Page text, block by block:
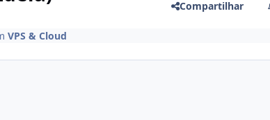
Compartilhar
VPS & Cloud